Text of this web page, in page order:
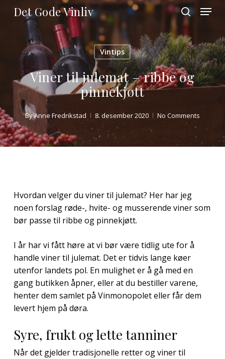
Skip
content
Det Gode Vinliv Menu
Vintips
Viner til julemat – ribbe og
pinnekjøtt
ByAnne Fredrikstad 8. desember 2020 No Comments
Hvordan velger du viner til julemat? Her har jeg
noen forslag røde-, hvite- og musserende viner som
bør passe til ribbe og pinnekjøtt.
I år har vi fått høre at vi bør være tidlig ute for å
handle viner til julemat. Det er tidvis lange køer
utenfor landets pol. En mulighet er å gå med en
gang butikken åpner, eller at du bestiller varene,
henter dem samlet på Vinmonopolet eller får dem
levert hjem på døra.
Syre, frukt og lette tanniner
Når det gjelder tradisjonelle retter og viner til
Menu